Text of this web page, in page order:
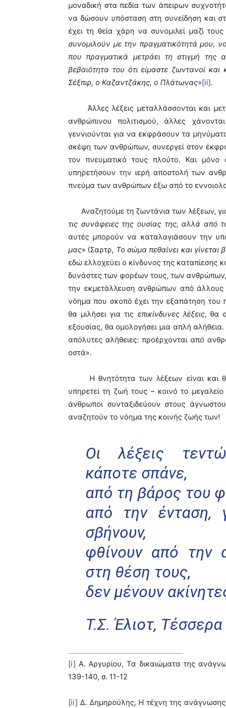
μοναδική στα πεδία των άπειρων
να δώσουν υπόσταση στη συνείδηση και
έχει τη θεία χάρη να συνομιλεί μαζί
συνομιλούν με την πραγματικότητά μου,
που πραγματικά μετράει τη στιγμή
βεβαιότητα του ότι είμαστε ζωντανοί
Σέξπιρ, ο Καζαντζάκης, ο Πλάτωνας»[ii].
Άλλες λέξεις μεταλλάσσονται και
ανθρώπινου πολιτισμού, άλλες
γεννιούνται για να εκφράσουν τα
σκέψη των ανθρώπων, συνεργεί στον
τον πνευματικό τους πλούτο. Και
υπηρετήσουν την ιερή αποστολή των
πνεύμα των ανθρώπων έξω από το
Αναζητούμε τη ζωντάνια των λέξεων,
τις συνάφειες της ουσίας της, αλλά από
αυτές μπορούν να καταλαγιάσουν την
μας» (Σαρτρ, Το σώμα πεθαίνει και γίνεται
εδώ ελλοχεύει ο κίνδυνος της καταπίεσης
δυνάστες των φορέων τους, των
την εκμετάλλευση ανθρώπων από
νόημα που σκοπό έχει την εξαπάτηση
θα μιλήσει για τις επικίνδυνες λέξεις, θα
εξουσίας, θα ομολογήσει μια απλή αλήθεια.
απόλυτες αλήθειες: προέρχονται από
οστά».
Η θνητότητα των λέξεων είναι και
υπηρετεί τη ζωή τους – κοινό το
άνθρωποι συνταξιδεύουν στους
αναζητούν το νόημα της κοινής ζωής των!
Οι λέξεις
κάποτε σπάνε,
από τη βάρος του
από την ένταση,
σβήνουν,
φθίνουν από την
στη θέση τους,
δεν μένουν
Τ.Σ. Έλιοτ,
[i] Α. Αργυρίου, Τα δικαιώματα της
139-140, σ. 11-12
[ii] Δ. Δημηρούλης, Η τέχνη της